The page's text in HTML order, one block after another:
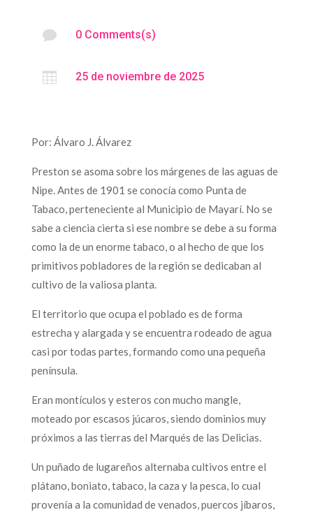
 0 Comments(s)
 25 de noviembre de 2025
Por: Álvaro J. Álvarez
Preston se asoma sobre los márgenes de las aguas de
Nipe. Antes de 1901 se conocía como Punta de
Tabaco, perteneciente al Municipio de Mayarí. No se
sabe a ciencia cierta si ese nombre se debe a su forma
como la de un enorme tabaco, o al hecho de que los
primitivos pobladores de la región se dedicaban al
cultivo de la valiosa planta.
El territorio que ocupa el poblado es de forma
estrecha y alargada y se encuentra rodeado de agua
casi por todas partes, formando como una pequeña
península.
Eran montículos y esteros con mucho mangle,
moteado por escasos júcaros, siendo dominios muy
próximos a las tierras del Marqués de las Delicias.
Un puñado de lugareños alternaba cultivos entre el
plátano, boniato, tabaco, la caza y la pesca, lo cual
provenía a la comunidad de venados, puercos jíbaros,